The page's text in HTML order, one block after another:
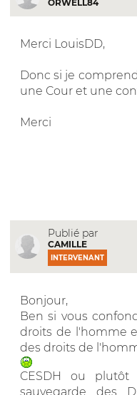
ORWELL84
Merci LouisDD,
Donc si je
une Cour et une
Merci
Publié par
CAMILLE
INTERVENANT
Bonjour,
Ben si vous
droits de l'homme
des droits de
CESDH ou plutôt
sauvegarde des